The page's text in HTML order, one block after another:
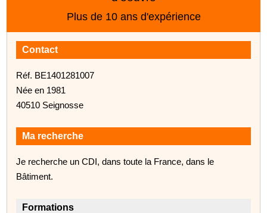
Plus de 10 ans d'expérience
Contact
Réf. BE1401281007
Née en 1981
40510 Seignosse
Ma recherche
Je recherche un CDI, dans toute la France, dans le
Bâtiment.
Formations